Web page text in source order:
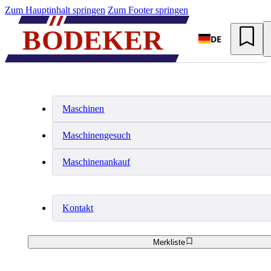
Zum Hauptinhalt springen Zum Footer springen
DE
Maschinen
Maschinengesuch
Maschinenankauf
Kontakt
Merkliste